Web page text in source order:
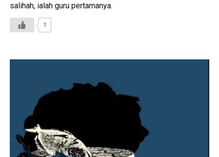
salihah, ialah guru pertamanya.
1